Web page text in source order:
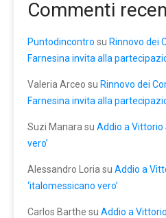
Commenti
Puntodincontro su Rinnovo dei
Farnesina invita alla
Valeria Arceo su Rinnovo dei
Farnesina invita alla
Suzi Manara su Addio a Vittorio
vero’
Alessandro Loria su Addio a
‘italomessicano vero’
Carlos Barthe su Addio a